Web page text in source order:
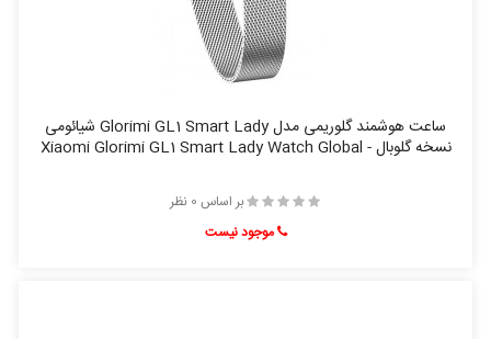
ساعت هوشمند گلوریمی مدل Glorimi GL1 Smart Lady شیائومی
نسخه گلوبال - Xiaomi Glorimi GL1 Smart Lady Watch Global
بر اساس 0 نظر
موجود نیست